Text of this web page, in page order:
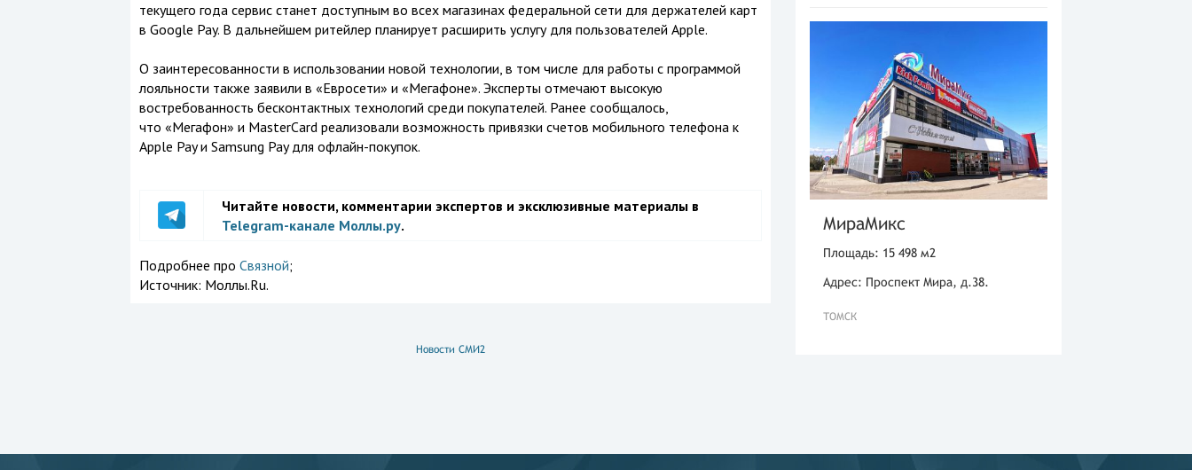
текущего года сервис станет доступным во всех магазинах федеральной сети для держателей карт
в Google Pay. В дальнейшем ритейлер планирует расширить услугу для пользователей Apple.
О заинтересованности в использовании новой технологии, в том числе для работы с программой
лояльности также заявили в «Евросети» и «Мегафоне». Эксперты отмечают высокую
востребованность бесконтактных технологий среди покупателей. Ранее сообщалось,
что «Мегафон» и MasterCard реализовали возможность привязки счетов мобильного телефона к
Apple Pay и Samsung Pay для офлайн-покупок.
Читайте новости, комментарии экспертов и эксклюзивные материалы в
Telegram-канале Моллы.ру.
Подробнее про Связной;
Источник: Моллы.Ru.
Новости СМИ2
МираМикс
Площадь: 15 498 м2
Адрес: Проспект Мира, д.38.
ТОМСК